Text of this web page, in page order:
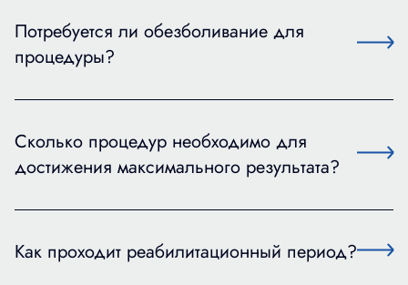
Потребуется ли обезболивание для
процедуры?
будете ощущать лишь легкий дискомфорт при
введении иглы, распределении плазмы.
Сколько процедур необходимо для
достижения максимального результата?
особенности вашего организма. Если
Как проходит реабилитационный период?